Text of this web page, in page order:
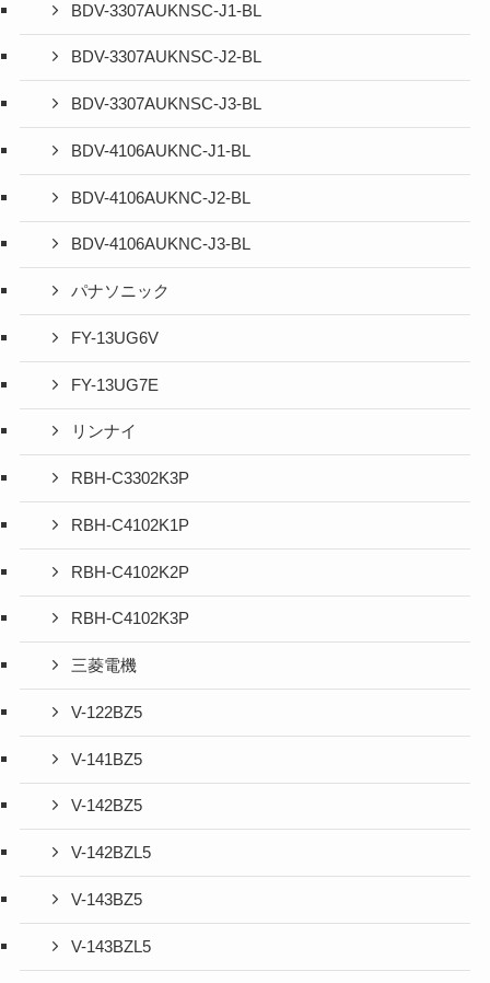
BDV-3307AUKNSC-J1-BL
BDV-3307AUKNSC-J2-BL
BDV-3307AUKNSC-J3-BL
BDV-4106AUKNC-J1-BL
BDV-4106AUKNC-J2-BL
BDV-4106AUKNC-J3-BL
パナソニック
FY-13UG6V
FY-13UG7E
リンナイ
RBH-C3302K3P
RBH-C4102K1P
RBH-C4102K2P
RBH-C4102K3P
三菱電機
V-122BZ5
V-141BZ5
V-142BZ5
V-142BZL5
V-143BZ5
V-143BZL5